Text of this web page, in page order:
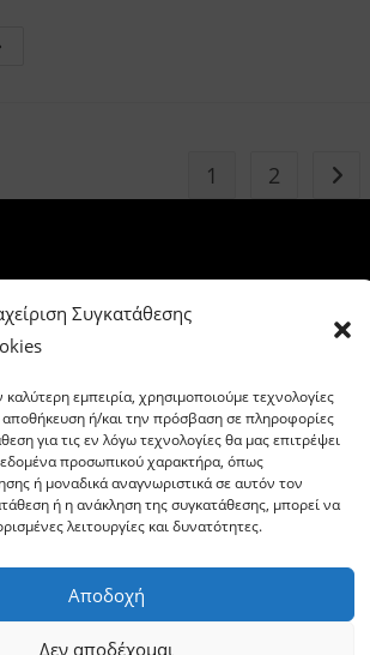
Συγκατάθεσης
εμπειρία, χρησιμοποιούμε τεχνολογίες
ή/και την πρόσβαση σε πληροφορίες
για τις εν λόγω τεχνολογίες θα μας επιτρέψει
προσωπικού χαρακτήρα, όπως
ή μοναδικά αναγνωριστικά σε αυτόν τον
ή η ανάκληση της συγκατάθεσης, μπορεί να
λειτουργίες και δυνατότητες.
Αποδοχή
Δεν αποδέχομαι
1 2 Go
Σχετικά με μας
Υπηρεσίες
Κριτικές Βιβλίων
Αφιερώματα
Συνεντεύξεις
Προτάσεις βιβλίων
Newsletter Πολιτική Cookies (ΕΕ)